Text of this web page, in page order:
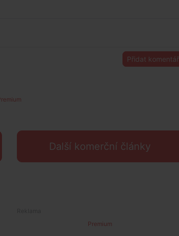
Přidat komentář
Další komerční články
Premium